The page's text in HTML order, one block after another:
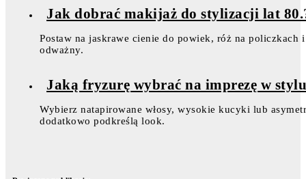
Jak dobrać makijaż do stylizacji lat
Postaw na jaskrawe cienie do powiek, róż na
odważny.
Jaką fryzurę wybrać na imprezę w
Wybierz natapirowane włosy, wysokie kucyki lub
dodatkowo podkreślą look.